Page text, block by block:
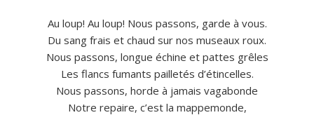
Au loup! Au loup! Nous passons, garde à vous.
Du sang frais et chaud sur nos museaux roux.
Nous passons, longue échine et pattes grêles
Les flancs fumants pailletés d’étincelles.
Nous passons, horde à jamais vagabonde
Notre repaire, c’est la mappemonde,